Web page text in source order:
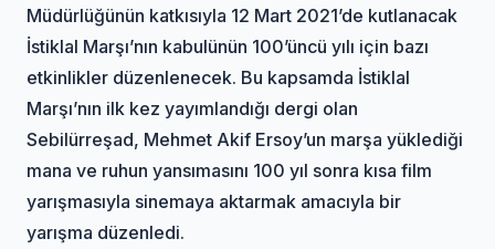
Müdürlüğünün katkısıyla 12 Mart 2021’de kutlanacak
İstiklal Marşı’nın kabulünün 100’üncü yılı için bazı
etkinlikler düzenlenecek. Bu kapsamda İstiklal
Marşı’nın ilk kez yayımlandığı dergi olan
Sebilürreşad, Mehmet Akif Ersoy’un marşa yüklediği
mana ve ruhun yansımasını 100 yıl sonra kısa film
yarışmasıyla sinemaya aktarmak amacıyla bir
yarışma düzenledi.